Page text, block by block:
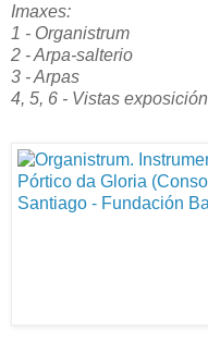
Imaxes:
1 - Organistrum
2 - Arpa-salterio
3 - Arpas
4, 5, 6 - Vistas exposición